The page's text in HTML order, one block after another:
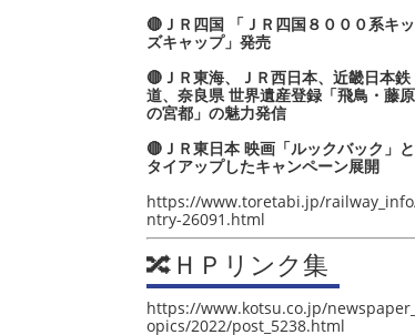
🔴ＪＲ四国 「ＪＲ四国８０００系キッ
ズキャップ」発売
🔴ＪＲ東海、ＪＲ西日本、近畿日本鉄
道、奈良県 世界遺産登録「飛鳥・藤原
の宮都」の魅力発信
🔴ＪＲ東日本 映画「ルックバック」と
タイアップしたキャンペーン展開
https://www.toretabi.jp/
ntry-26091.html
🔀ＨＰリンク集
https://www.kotsu.co.jp/
opics/2022/post_5238.html